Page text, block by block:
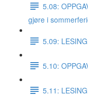
5.08:
gjøre i
5.09:
5.10:
5.11: